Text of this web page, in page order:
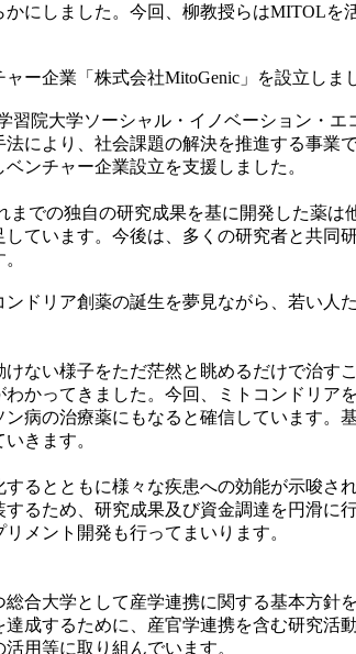
にしました。今回、柳教授らはMITOL
ー企業「株式会社MitoGenic」を設立しま
習院大学ソーシャル・イノベーション・
により、社会課題の解決を推進する事業
ンチャー企業設立を支援しました。
での独自の研究成果を基に開発した薬
ています。今後は、多くの研究者と共
ドリア創薬の誕生を夢見ながら、若い人
ない様子をただ茫然と眺めるだけで治
かってきました。今回、ミトコンドリア
病の治療薬にもなると確信しています。
きます。
るとともに様々な疾患への効能が示唆
るため、研究成果及び資金調達を円滑に
メント開発も行ってまいります。
合大学として産学連携に関する基本方針
成するために、産官学連携を含む研究活
用等に取り組んでいます。